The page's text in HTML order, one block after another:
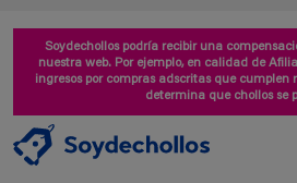
Soydechollos podría recibir una
nuestra web. Por ejemplo, en calidad de
ingresos por compras adscritas que cumplen
determina que chollos se